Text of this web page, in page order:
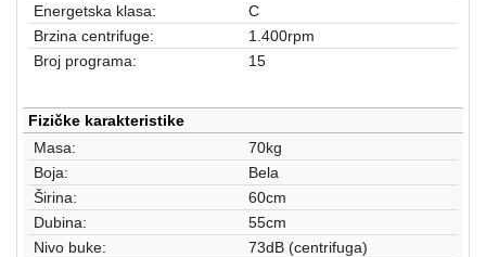
Sve
kategorije
Energetska klasa:
C
Brzina centrifuge:
1.400rpm
Broj programa:
15
Fizičke karakteristike
Masa:
70kg
Boja:
Bela
Širina:
60cm
Dubina:
55cm
Nivo buke:
73dB (centrifuga)